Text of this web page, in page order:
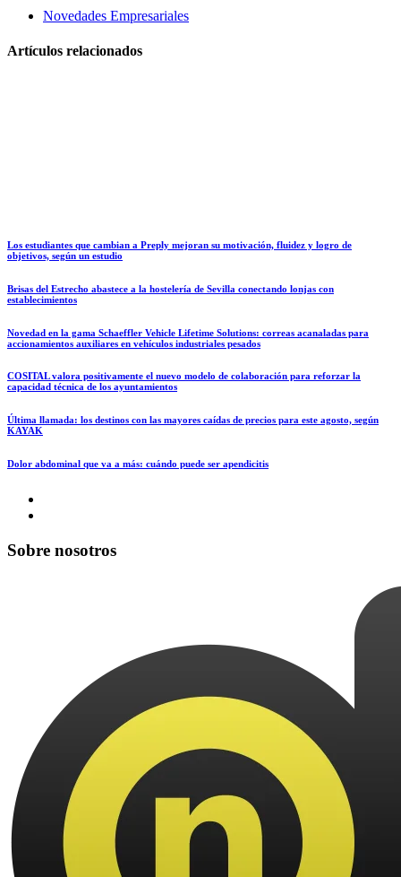
Novedades Empresariales
Artículos relacionados
Los estudiantes que cambian a Preply mejoran su motivación, fluidez y logro de
objetivos, según un estudio
Brisas del Estrecho abastece a la hostelería de Sevilla conectando lonjas con
establecimientos
Novedad en la gama Schaeffler Vehicle Lifetime Solutions: correas acanaladas para
accionamientos auxiliares en vehículos industriales pesados
COSITAL valora positivamente el nuevo modelo de colaboración para reforzar la
capacidad técnica de los ayuntamientos
Última llamada: los destinos con las mayores caídas de precios para este agosto, según
KAYAK
Dolor abdominal que va a más: cuándo puede ser apendicitis
Sobre nosotros